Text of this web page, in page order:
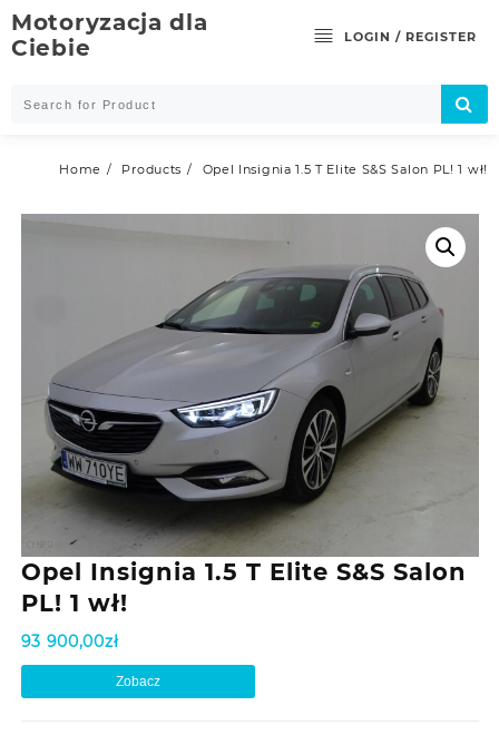
Skip
to
content
Motoryzacja dla
Ciebie
LOGIN / REGISTER
Home Products Opel Insignia 1.5 T Elite S&S Salon PL! 1 wł!
Opel Insignia 1.5 T Elite S&S Salon
PL! 1 wł!
93 900,00zł
Zobacz